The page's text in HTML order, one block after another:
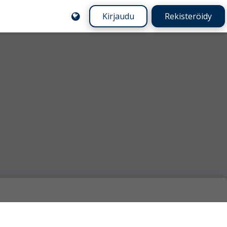
Kirjaudu Rekisteröidy